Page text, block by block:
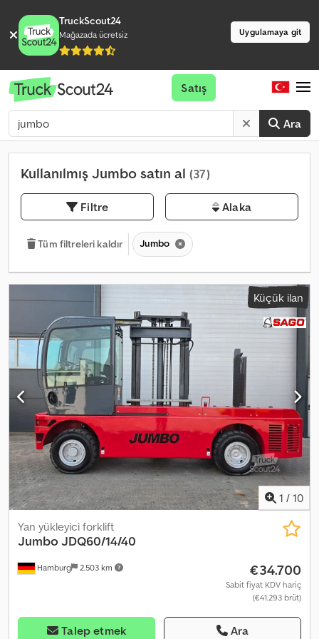
TruckScout24
Mağazada ücretsiz Uygulamaya git
Ara
Satış
Kullanılmış Jumbo satın al (37)
Filtre Alaka
Tüm filtreleri kaldır Jumbo
Küçük ilan
1 / 10
Hamburg 2.503 km
Yan yükleyici forklift
JumboJDQ60/14/40
€34.700
Sabit fiyat KDV hariç
(€41.293 brüt)
Talep etmek Ara